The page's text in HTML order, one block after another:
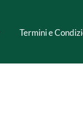
Termini e